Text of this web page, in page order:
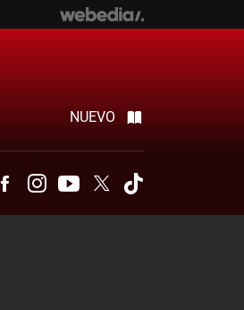
NUEVO
FacebookInstagramYoutubeTwitter